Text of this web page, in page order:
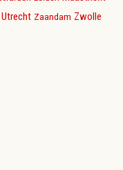
Utrecht Zaandam Zwolle